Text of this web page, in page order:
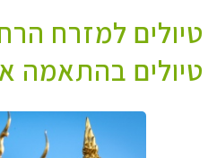
טיולים למזרח
טיולים בהתאמה